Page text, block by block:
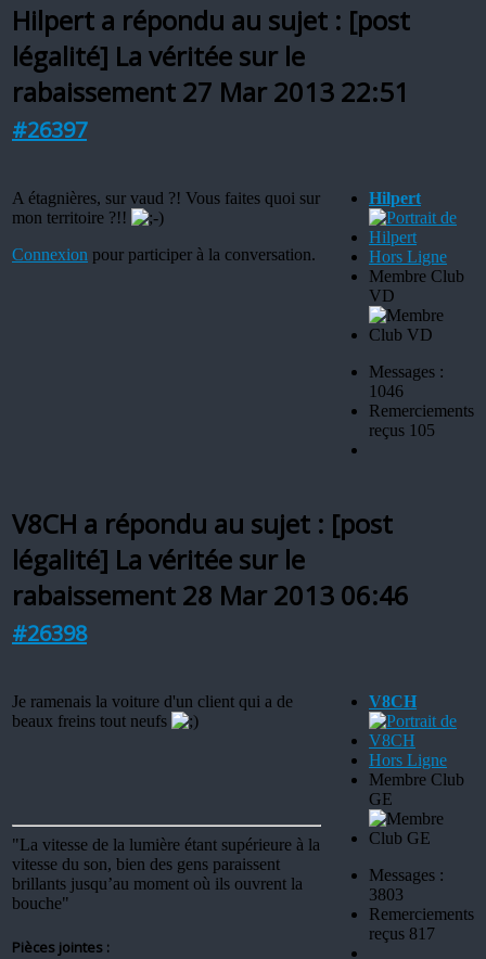
Hilpert a répondu au sujet : [post
légalité] La véritée sur le
rabaissement 27 Mar 2013 22:51
#26397
A étagnières, sur vaud ?! Vous faites quoi sur
mon territoire ?!!
Connexion pour participer à la conversation.
Hilpert
Hors Ligne
Membre Club
VD
Messages :
1046
Remerciements
reçus 105
V8CH a répondu au sujet : [post
légalité] La véritée sur le
rabaissement 28 Mar 2013 06:46
#26398
Je ramenais la voiture d'un client qui a de
beaux freins tout neufs
"La vitesse de la lumière étant supérieure à la
vitesse du son, bien des gens paraissent
brillants jusqu’au moment où ils ouvrent la
bouche"
Pièces jointes :
V8CH
Hors Ligne
Membre Club
GE
Messages :
3803
Remerciements
reçus 817